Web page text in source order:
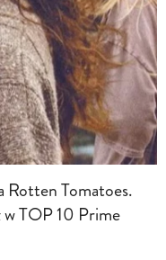
Rotten Tomatoes.
w TOP 10 Prime